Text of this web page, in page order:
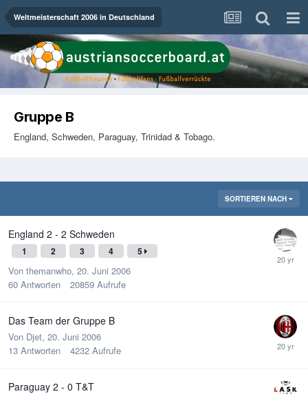
Weltmeisterschaft 2006 in Deutschland
Gruppe B
England, Schweden, Paraguay, Trinidad & Tobago.
SORTIEREN NACH
England 2 - 2 Schweden
1 2 3 4 5
Von themanwho, 20. Juni 2006
60 Antworten 20859 Aufrufe
Das Team der Gruppe B
Von Djet, 20. Juni 2006
13 Antworten 4232 Aufrufe
Paraguay 2 - 0 T&T